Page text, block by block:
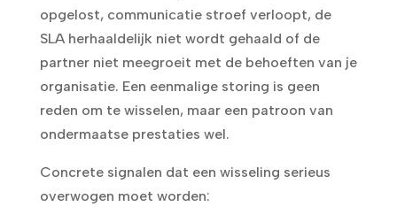
opgelost, communicatie stroef verloopt, de
SLA herhaaldelijk niet wordt gehaald of de
partner niet meegroeit met de behoeften van je
organisatie. Een eenmalige storing is geen
reden om te wisselen, maar een patroon van
ondermaatse prestaties wel.
Concrete signalen dat een wisseling serieus
overwogen moet worden: